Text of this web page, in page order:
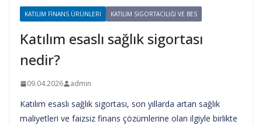
KATILIM FINANS ÜRÜNLERI KATILIM SIGORTACILIĞI VE BES
Katılım esaslı sağlık sigortası
nedir?
09.04.2026 admin
Katılım esaslı sağlık sigortası, son yıllarda artan sağlık
maliyetleri ve faizsiz finans çözümlerine olan ilgiyle birlikte